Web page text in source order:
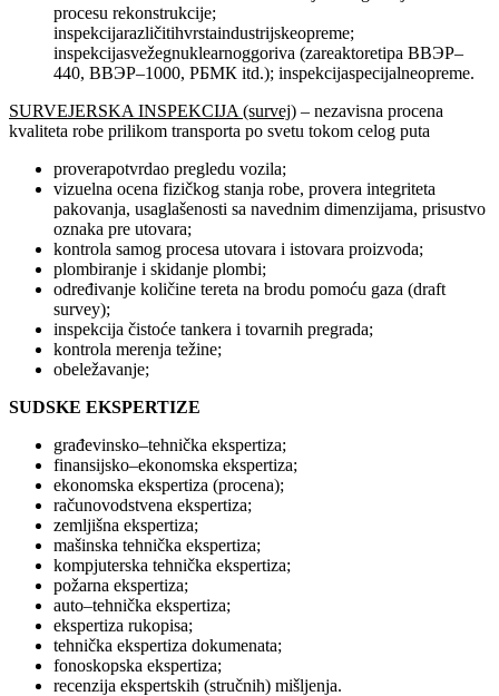
procesu rekonstrukcije;
inspekcijarazličitihvrstaindustrijskeopreme;
inspekcijasvežegnuklearnoggoriva (zareaktoretipa ВВЭР–
440, ВВЭР–1000, РБМК itd.); inspekcijaspecijalneopreme.
SURVEJERSKA INSPEKCIJA (survej) – nezavisna procena
kvaliteta robe prilikom transporta po svetu tokom celog puta
proverapotvrdao pregledu vozila;
vizuelna ocena fizičkog stanja robe, provera integriteta
pakovanja, usaglašenosti sa navednim dimenzijama, prisustvo
oznaka pre utovara;
kontrola samog procesa utovara i istovara proizvoda;
plombiranje i skidanje plombi;
određivanje količine tereta na brodu pomoću gaza (draft
survey);
inspekcija čistoće tankera i tovarnih pregrada;
kontrola merenja težine;
obeležavanje;
SUDSKE EKSPERTIZE
građevinsko–tehnička ekspertiza;
finansijsko–ekonomska ekspertiza;
ekonomska ekspertiza (procena);
računovodstvena ekspertiza;
zemljišna ekspertiza;
mašinska tehnička ekspertiza;
kompjuterska tehnička ekspertiza;
požarna ekspertiza;
auto–tehnička ekspertiza;
ekspertiza rukopisa;
tehnička ekspertiza dokumenata;
fonoskopska ekspertiza;
recenzija ekspertskih (stručnih) mišljenja.